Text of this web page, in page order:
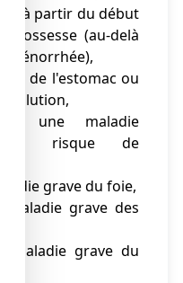
à partir du début
grossesse (au-delà
de l'estomac ou
évolution,
une maladie
ou risque de
grave du foie,
maladie grave des
maladie grave du